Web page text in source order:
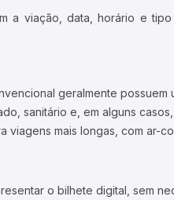
a viação, data, horário e
geralmente possuem
sanitário e, em alguns casos,
viagens mais longas, com ar-
o bilhete digital, sem